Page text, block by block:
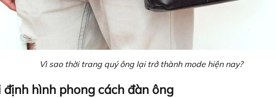
Vì sao thời trang quý ông lại trở thành mode hiện nay?
định hình phong cách đàn ông